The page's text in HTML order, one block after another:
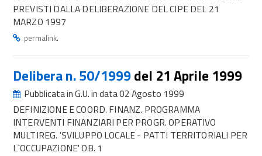
PREVISTI DALLA DELIBERAZIONE DEL CIPE DEL 21
MARZO 1997
permalink.
Delibera n. 50/1999del 21 Aprile 1999
Pubblicata in G.U. in data 02 Agosto 1999
DEFINIZIONE E COORD. FINANZ. PROGRAMMA
INTERVENTI FINANZIARI PER PROGR. OPERATIVO
MULTIREG. 'SVILUPPO LOCALE - PATTI TERRITORIALI PER
L`OCCUPAZIONE' OB. 1